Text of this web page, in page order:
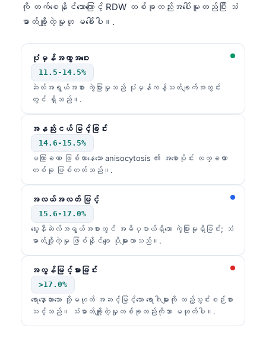
ကို တက်စေနိုင်သောကြောင့် RDW တစ်ခုတည်းအပေါ်မူတည်ပြီး သံ
ဓာတ်ချို့တဲ့မှုဟု မခေါ်ပါ။.
ပုံမှန်အကွာအဝေး
11.5-14.5%
ဆဲလ်အရွယ်အစား ကွဲပြားမှုသည် ပုံမှန်ကန့်သတ်ချက်အတွင်း
တွင် ရှိသည်။.
အနည်းငယ် မြင့်ခြင်း
14.6-15.5%
မကြာခဏ ဖြစ်လာနေသော anisocytosis ၏ အစောပိုင်း လက္ခဏာ
တစ်ခု ဖြစ်တတ်သည်။.
အလယ်အလတ် မြင့်
15.6-17.0%
သွေးနီဆဲလ်အရွယ်အစားတွင် အဓိပ္ပာယ်ရှိသော ကွဲပြားမှုရှိခြင်း; သံ
ဓာတ်ချို့တဲ့မှု ဖြစ်နိုင်ချေ ပိုများလာသည်။.
အလွန်မြင့်မားခြင်း
>17.0%
ရောနှောထားသော သို့မဟုတ် အဆင့်မြင့်သော ရောဂါများကို ထည့်သွင်းစဉ်းစား
သင့်သည်။ သံဓာတ်ချို့တဲ့မှုတစ်ခုတည်းကိုသာ မဟုတ်ပါ။.
Монгол
ພາສາລາວ
Basa Jawa
Cebuano
ئۇيغۇرچە
Кыргызча
Татар теле
Беларуская мова
Esperanto
Frysk
Ślōnskŏ gŏdka
Norsk bokmål